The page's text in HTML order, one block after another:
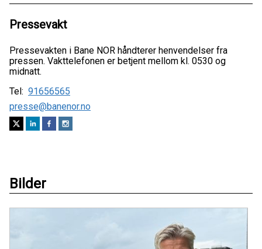
Pressevakt
Pressevakten i Bane NOR håndterer henvendelser fra
pressen. Vakttelefonen er betjent mellom kl. 0530 og
midnatt.
Tel: 91656565
presse@banenor.no
Bilder